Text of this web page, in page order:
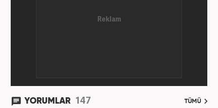
YORUMLAR 147 TÜMÜ